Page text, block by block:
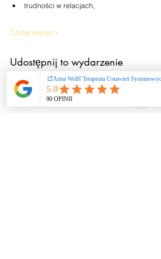
trudności w relacjach,
Czytaj więcej >
Udostępnij to wydarzenie